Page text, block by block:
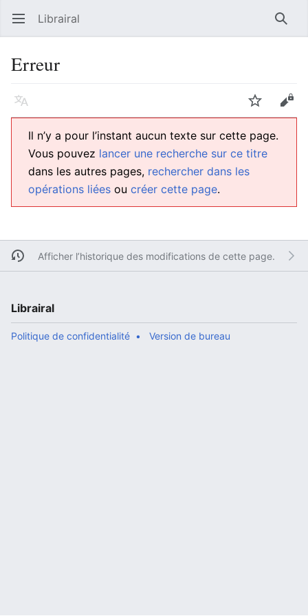
Ouvrir le menu principal Librairal
Erreur
Langue Suivre
Il n’y a pour l’instant aucun texte sur cette page.
Vous pouvez lancer une recherche sur ce titre
dans les autres pages, rechercher dans les
opérations liées ou créer cette page.
Afficher l’historique des modifications de cette page.
Librairal
Politique de confidentialité Version de bureau